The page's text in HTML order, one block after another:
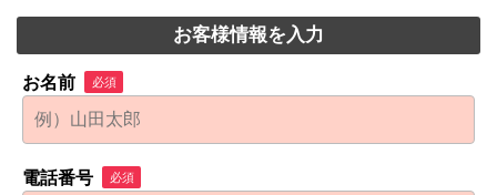
お客様情報を入力
お名前 必須
電話番号 必須